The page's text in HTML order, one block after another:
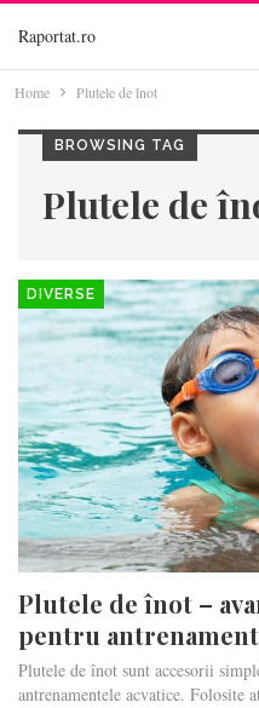
Raportat.ro
Home Plutele de înot
BROWSING TAG
Plutele de
DIVERSE
Plutele de înot –
pentru
Plutele de înot sunt accesorii
antrenamentele acvatice. Folosite